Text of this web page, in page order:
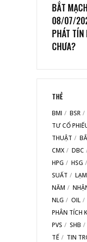
BẮT
08/07/
PHÁT TÍN
CHƯA?
THẺ
BMI BSR
TƯ CỔ
THUẬT
CMX
DBC
HPG
HSG
SUẤT
NĂM
NLG
OIL
PHÂN TÍCH
PVS
SHB
TẾ
TIN